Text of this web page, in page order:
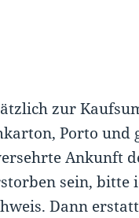
zur
Porto und
Ankunft
sein, bitte
Dann